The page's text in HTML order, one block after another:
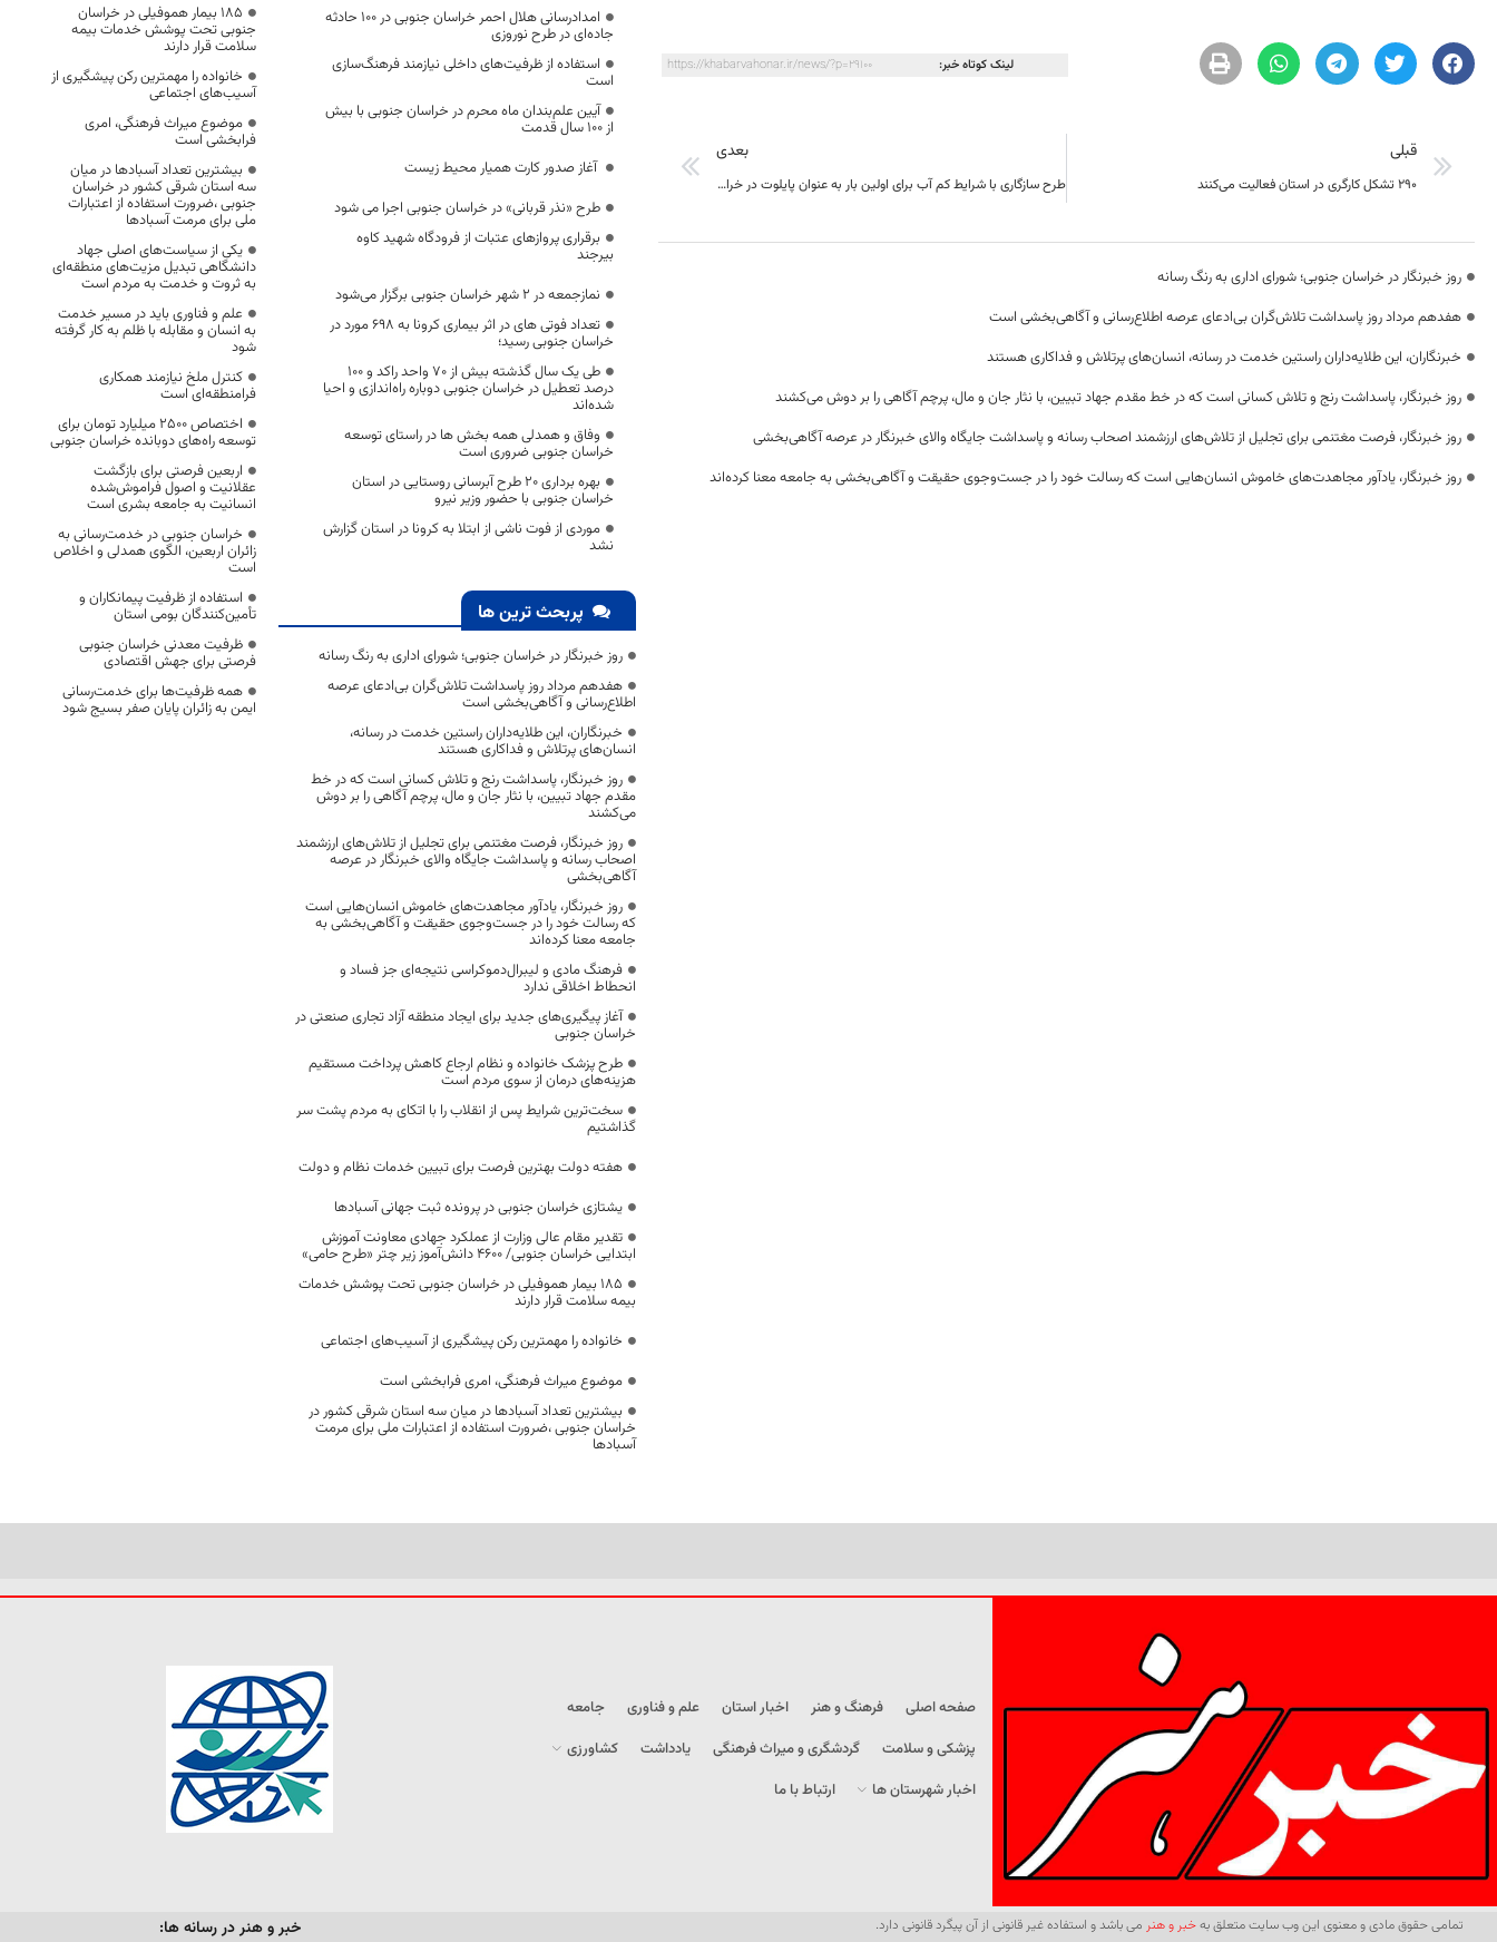
لینک کوتاه خبر: https://khabarvahonar.ir/news/?p=29100
قبلی
۲۹۰ تشکل کارگری در استان فعالیت می‌کنند
بعدی
طرح سازگاری با شرایط کم آب برای اولین بار به عنوان پایلوت در خراسان جنوبی انجام می‌شود
روز خبرنگار در خراسان جنوبی؛ شورای اداری به رنگ رسانه
هفدهم مرداد روز پاسداشت تلاش‌گران بی‌ادعای عرصه اطلاع‌رسانی و آگاهی‌بخشی است
خبرنگاران، این طلایه‌داران راستین خدمت در رسانه، انسان‌های پرتلاش و فداکاری هستند
روز خبرنگار، پاسداشت رنج و تلاش کسانی است که در خط مقدم جهاد تبیین، با نثار جان و مال، پرچم آگاهی را بر دوش می‌کشند
روز خبرنگار، فرصت مغتنمی برای تجلیل از تلاش‌های ارزشمند اصحاب رسانه و پاسداشت جایگاه والای خبرنگار در عرصه آگاهی‌بخشی
روز خبرنگار، یادآور مجاهدت‌های خاموش انسان‌هایی است که رسالت خود را در جست‌وجوی حقیقت و آگاهی‌بخشی به جامعه معنا کرده‌اند
امدادرسانی هلال احمر خراسان جنوبی در ۱۰۰ حادثه
جاده‌ای در طرح نوروزی
استفاده از ظرفیت‌های داخلی نیازمند فرهنگ‌سازی
است
آیین علم‌بندان ماه محرم در خراسان جنوبی با بیش
از ۱۰۰ سال قدمت
‍ آغاز صدور کارت همیار محیط زیست
طرح «نذر قربانی» در خراسان جنوبی اجرا می شود
برقراری پروازهای عتبات از فرودگاه شهید کاوه
بیرجند
نمازجمعه در ۲ شهر خراسان جنوبی برگزار می‌شود
تعداد فوتی های در اثر بیماری کرونا به ۶98 مورد در
خراسان جنوبی رسید؛
طی یک سال گذشته بیش از 70 واحد راکد و 100
درصد تعطیل در خراسان جنوبی دوباره راه‌اندازی و احیا
شده‌اند
وفاق و همدلی همه بخش ها در راستای توسعه
خراسان جنوبی ضروری است
بهره برداری 20 طرح آبرسانی روستایی در استان
خراسان جنوبی با حضور وزیر نیرو
موردی از فوت ناشی از ابتلا به کرونا در استان گزارش
نشد ️
پربحث ترین ها
روز خبرنگار در خراسان جنوبی؛ شورای اداری به رنگ رسانه
هفدهم مرداد روز پاسداشت تلاش‌گران بی‌ادعای عرصه
اطلاع‌رسانی و آگاهی‌بخشی است
خبرنگاران، این طلایه‌داران راستین خدمت در رسانه،
انسان‌های پرتلاش و فداکاری هستند
روز خبرنگار، پاسداشت رنج و تلاش کسانی است که در خط
مقدم جهاد تبیین، با نثار جان و مال، پرچم آگاهی را بر دوش
می‌کشند
روز خبرنگار، فرصت مغتنمی برای تجلیل از تلاش‌های ارزشمند
اصحاب رسانه و پاسداشت جایگاه والای خبرنگار در عرصه
آگاهی‌بخشی
روز خبرنگار، یادآور مجاهدت‌های خاموش انسان‌هایی است
که رسالت خود را در جست‌وجوی حقیقت و آگاهی‌بخشی به
جامعه معنا کرده‌اند
فرهنگ مادی و لیبرال‌دموکراسی نتیجه‌ای جز فساد و
انحطاط اخلاقی ندارد
آغاز پیگیری‌های جدید برای ایجاد منطقه آزاد تجاری صنعتی در
خراسان جنوبی
طرح پزشک خانواده و نظام ارجاع کاهش پرداخت مستقیم
هزینه‌های درمان از سوی مردم است
سخت‌ترین شرایط پس از انقلاب را با اتکای به مردم پشت سر
گذاشتیم
هفته دولت بهترین فرصت برای تبیین خدمات نظام و دولت
یشتازی خراسان جنوبی در پرونده ثبت جهانی آسبادها
تقدیر مقام عالی وزارت از عملکرد جهادی معاونت آموزش
ابتدایی خراسان جنوبی/ ۴۶۰۰ دانش‌آموز زیر چتر «طرح حامی»
۱۸۵ بیمار هموفیلی در خراسان جنوبی تحت پوشش خدمات
بیمه سلامت قرار دارند
خانواده را مهمترین رکن پیشگیری از آسیب‌های اجتماعی
موضوع میراث فرهنگی، امری فرابخشی است
بیشترین تعداد آسبادها در میان سه استان شرقی کشور در
خراسان جنوبی ،ضرورت استفاده از اعتبارات ملی برای مرمت
آسبادها
۱۸۵ بیمار هموفیلی در خراسان
جنوبی تحت پوشش خدمات بیمه
سلامت قرار دارند
خانواده را مهمترین رکن پیشگیری از
آسیب‌های اجتماعی
موضوع میراث فرهنگی، امری
فرابخشی است
بیشترین تعداد آسبادها در میان
سه استان شرقی کشور در خراسان
جنوبی ،ضرورت استفاده از اعتبارات
ملی برای مرمت آسبادها
یکی از سیاست‌های اصلی جهاد
دانشگاهی تبدیل مزیت‌های منطقه‌ای
به ثروت و خدمت به مردم است
علم و فناوری باید در مسیر خدمت
به انسان و مقابله با ظلم به کار گرفته
شود
کنترل ملخ نیازمند همکاری
فرامنطقه‌ای است
اختصاص 2500 میلیارد تومان برای
توسعه راه‌های دوبانده خراسان جنوبی
اربعین فرصتی برای بازگشت
عقلانیت و اصول فراموش‌شده
انسانیت به جامعه بشری است
خراسان جنوبی در خدمت‌رسانی به
زائران اربعین، الگوی همدلی و اخلاص
است
استفاده از ظرفیت پیمانکاران و
تأمین‌کنندگان بومی استان
ظرفیت معدنی خراسان جنوبی
فرصتی برای جهش اقتصادی
همه ظرفیت‌ها برای خدمت‌رسانی
ایمن به زائران پایان صفر بسیج شود
صفحه اصلی فرهنگ و هنر اخبار استان علم و فناوری
جامعه
پزشکی و سلامت
گردشگری و میراث فرهنگی یادداشت
کشاورزی
اخبار شهرستان ها
ارتباط با ما
تمامی حقوق مادی و معنوی این وب سایت متعلق بهخبر و هنر می باشد و استفاده غیر قانونی از آن پیگرد قانونی دارد. خبر و هنر در رسانه ها: